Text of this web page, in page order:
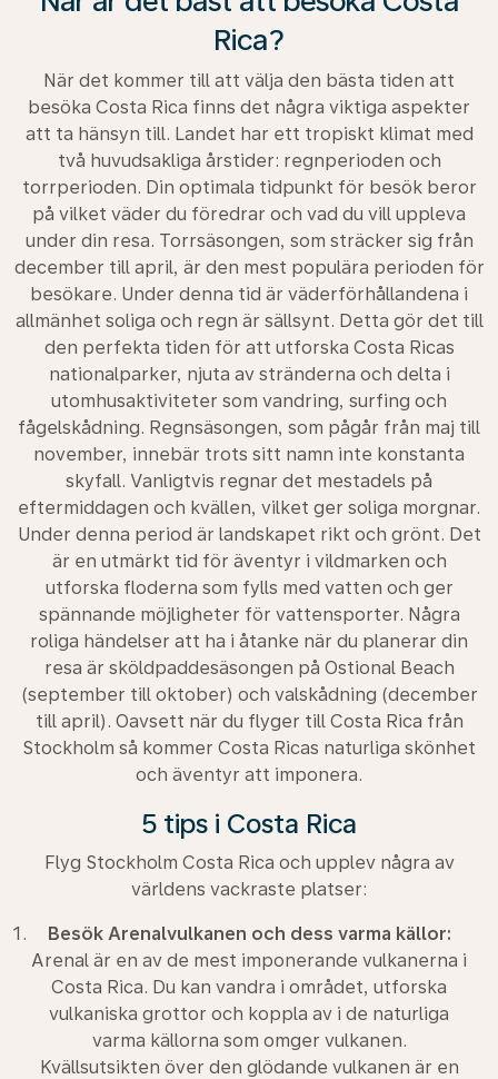
Rica?
När det kommer till att välja den bästa tiden att
besöka Costa Rica finns det några viktiga aspekter
att ta hänsyn till. Landet har ett tropiskt klimat med
två huvudsakliga årstider: regnperioden och
torrperioden. Din optimala tidpunkt för besök beror
på vilket väder du föredrar och vad du vill uppleva
under din resa. Torrsäsongen, som sträcker sig från
december till april, är den mest populära perioden för
besökare. Under denna tid är väderförhållandena i
allmänhet soliga och regn är sällsynt. Detta gör det till
den perfekta tiden för att utforska Costa Ricas
nationalparker, njuta av stränderna och delta i
utomhusaktiviteter som vandring, surfing och
fågelskådning. Regnsäsongen, som pågår från maj till
november, innebär trots sitt namn inte konstanta
skyfall. Vanligtvis regnar det mestadels på
eftermiddagen och kvällen, vilket ger soliga morgnar.
Under denna period är landskapet rikt och grönt. Det
är en utmärkt tid för äventyr i vildmarken och
utforska floderna som fylls med vatten och ger
spännande möjligheter för vattensporter. Några
roliga händelser att ha i åtanke när du planerar din
resa är sköldpaddesäsongen på Ostional Beach
(september till oktober) och valskådning (december
till april). Oavsett när du flyger till Costa Rica från
Stockholm så kommer Costa Ricas naturliga skönhet
och äventyr att imponera.
5 tips i Costa Rica
Flyg Stockholm Costa Rica och upplev några av
världens vackraste platser:
Besök Arenalvulkanen och dess varma källor:
Arenal är en av de mest imponerande vulkanerna i
Costa Rica. Du kan vandra i området, utforska
vulkaniska grottor och koppla av i de naturliga
varma källorna som omger vulkanen.
Kvällsutsikten över den glödande vulkanen är en